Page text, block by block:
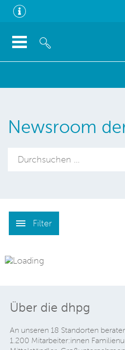
Newsroom
Filter
Über die dhpg
An unseren 18 Standorten
1.200 Mitarbeiter:innen